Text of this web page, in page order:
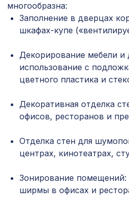
2070х930мм, ХДФ, без
Перфорированная
2790х1020мм, ХДФ,
2800х1250мм, ХДФ,
Плинтус PX012, 99х15,
Натуральные обои
Перфорированная
2790х1020мм, ХДФ,
многообразна:
Заполнение в дверцах
шкафах-купе
Декорирование мебели и
использование с
цветного пластика и
Декоративная отделка
офисов, ресторанов и
Отделка стен для
центрах, кинотеатрах,
Зонирование помещений:
ширмы в офисах и